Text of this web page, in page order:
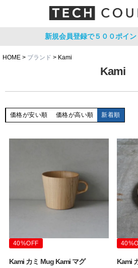
新規会員登録で５００ポイン
HOME ブランド Kami
Kami
価格が安い順 価格が高い順 新着順
40%OFF
Kami カミ Mug Kami マグ Kami